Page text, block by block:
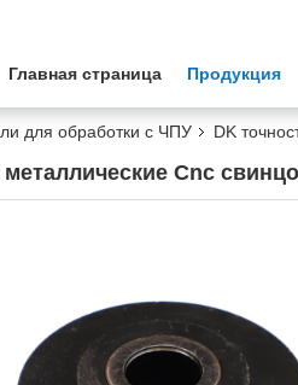
Главная страница Продукция
для обработки с ЧПУ DK
Cnc